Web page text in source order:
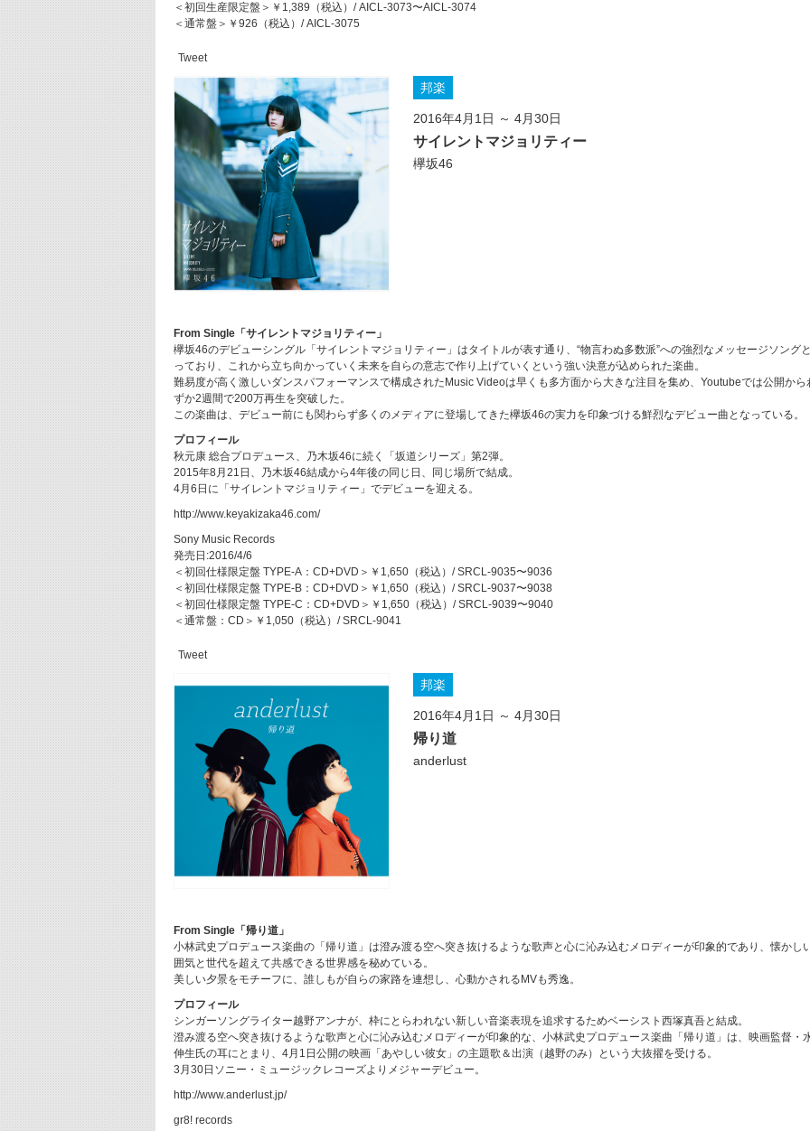
＜初回生産限定盤＞￥1,389（税込）/ AICL-3073〜AICL-3074
＜通常盤＞￥926（税込）/ AICL-3075
Tweet
邦楽
2016年4月1日 ～ 4月30日
サイレントマジョリティー
欅坂46
From Single「サイレントマジョリティー」
欅坂46のデビューシングル「サイレントマジョリティー」はタイトルが表す通り、“物言わぬ多数派”への強烈なメッセージソング
っており、これから立ち向かっていく未来を自らの意志で作り上げていくという強い決意が込められた楽曲。
難易度が高く激しいダンスパフォーマンスで構成されたMusic Videoは早くも多方面から大きな注目を集め、Youtubeでは公開から
ずか2週間で200万再生を突破した。
この楽曲は、デビュー前にも関わらず多くのメディアに登場してきた欅坂46の実力を印象づける鮮烈なデビュー曲となっている。
プロフィール
秋元康 総合プロデュース、乃木坂46に続く「坂道シリーズ」第2弾。
2015年8月21日、乃木坂46結成から4年後の同じ日、同じ場所で結成。
4月6日に「サイレントマジョリティー」でデビューを迎える。
http://www.keyakizaka46.com/
Sony Music Records
発売日:2016/4/6
＜初回仕様限定盤 TYPE-A：CD+DVD＞￥1,650（税込）/ SRCL-9035〜9036
＜初回仕様限定盤 TYPE-B：CD+DVD＞￥1,650（税込）/ SRCL-9037〜9038
＜初回仕様限定盤 TYPE-C：CD+DVD＞￥1,650（税込）/ SRCL-9039〜9040
＜通常盤：CD＞￥1,050（税込）/ SRCL-9041
Tweet
邦楽
2016年4月1日 ～ 4月30日
帰り道
anderlust
From Single「帰り道」
小林武史プロデュース楽曲の「帰り道」は澄み渡る空へ突き抜けるような歌声と心に沁み込むメロディーが印象的であり、懐かし
囲気と世代を超えて共感できる世界感を秘めている。
美しい夕景をモチーフに、誰しもが自らの家路を連想し、心動かされるMVも秀逸。
プロフィール
シンガーソングライター越野アンナが、枠にとらわれない新しい音楽表現を追求するためベーシスト西塚真吾と結成。
澄み渡る空へ突き抜けるような歌声と心に沁み込むメロディーが印象的な、小林武史プロデュース楽曲「帰り道」は、映画監督・
伸生氏の耳にとまり、4月1日公開の映画「あやしい彼女」の主題歌＆出演（越野のみ）という大抜擢を受ける。
3月30日ソニー・ミュージックレコーズよりメジャーデビュー。
http://www.anderlust.jp/
gr8! records